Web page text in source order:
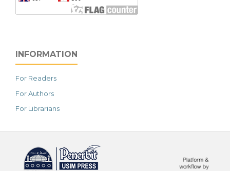
INFORMATION
For Readers
For Authors
For Librarians